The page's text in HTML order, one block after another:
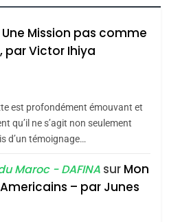
NOUS MANQUE –
Hadida
: Les amandes de
le miel de Tadla
consacrés produits
MAROC
ravageur – Vanessa
Stauber
Une Mission pas comme
par Victor Ihiya
est profondément émouvant et
qu’il ne s’agit non seulement
d’un témoignage…
Maroc - DAFINA sur Mon
– par Junes